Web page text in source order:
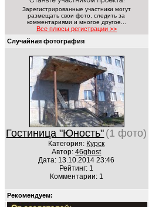
Зарегистрированные участники могут
размещать свои фото, следить за
комментариями и многое другое...
Все плюсы регистрации >>
Случайная фотография
Гостиница "Юность" (1 фото)
Категория: Курск
Автор:46ghost
Дата: 13.10.2014 23:46
Рейтинг: 1
Комментарии: 1
Рекомендуем: